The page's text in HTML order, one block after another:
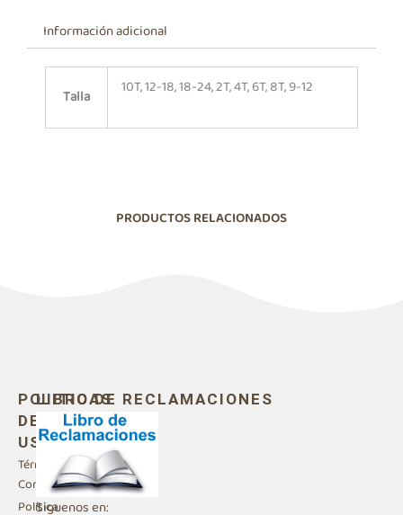
Información adicional
Talla 10T, 12-18, 18-24, 2T, 4T, 6T, 8T, 9-12
PRODUCTOS RELACIONADOS
POLITICAS
DE
USO
Términos y
Condiciones
Política
LIBRO DE RECLAMACIONES
Siguenos en: